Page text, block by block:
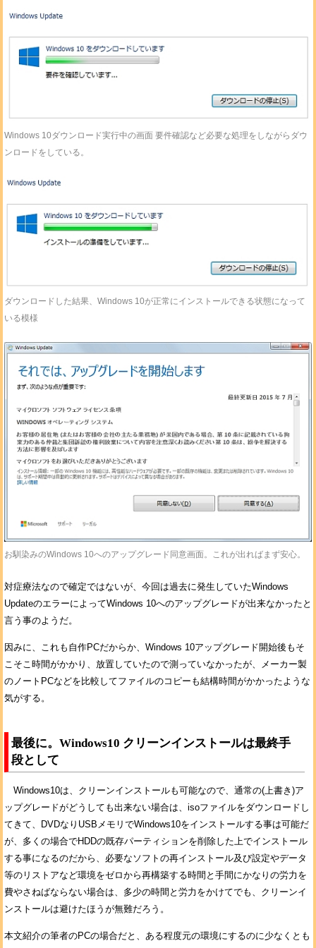
Windows 10ダウンロード実行中の画面 要件確認など必要な処理をしながらダウ
ンロードをしている。
ダウンロードした結果、Windows 10が正常にインストールできる状態になって
いる模様
お馴染みのWindows 10へのアップグレード同意画面。これが出ればまず安心。
対症療法なので確定ではないが、今回は過去に発生していたWindows
UpdateのエラーによってWindows 10へのアップグレードが出来なかったと
言う事のようだ。
因みに、これも自作PCだからか、Windows 10アップグレード開始後もそ
こそこ時間がかかり、放置していたので測っていなかったが、メーカー製
のノートPCなどを比較してファイルのコピーも結構時間がかかったような
気がする。
最後に。Windows10 クリーンインストールは最終手
段として
Windows10は、クリーンインストールも可能なので、通常の(上書き)ア
ップグレードがどうしても出来ない場合は、isoファイルをダウンロードし
てきて、DVDなりUSBメモリでWindows10をインストールする事は可能だ
が、多くの場合でHDDの既存パーティションを削除した上でインストール
する事になるのだから、必要なソフトの再インストール及び設定やデータ
等のリストアなど環境をゼロから再構築する時間と手間にかなりの労力を
費やさねばならない場合は、多少の時間と労力をかけてでも、クリーンイ
ンストールは避けたほうが無難だろう。
本文紹介の筆者のPCの場合だと、ある程度元の環境にするのに少なくとも